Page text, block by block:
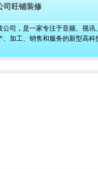
司旺铺装修
公司，是一家专注于音频、视讯
、加工、销售和服务的新型高科